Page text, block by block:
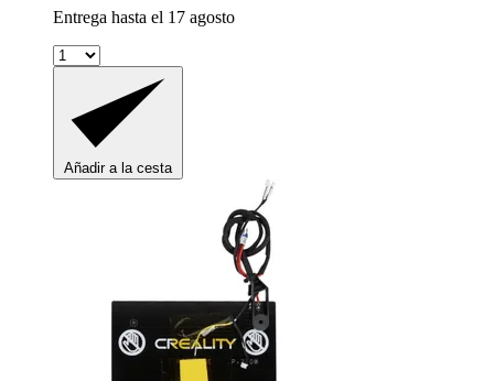
Entrega hasta el 17 agosto
Añadir a la cesta